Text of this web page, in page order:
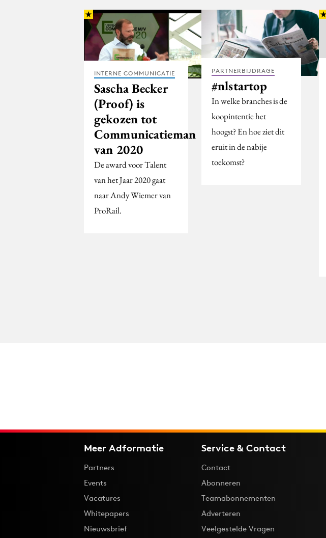
INTERNE COMMUNICATIE
Sascha Becker
(Proof) is
gekozen tot
Communicatieman
van 2020
De award voor Talent
van het Jaar 2020 gaat
naar Andy Wiemer van
ProRail.
PARTNERBIJDRAGE
#nlstartop
In welke branches is de
koopintentie het
hoogst? En hoe ziet dit
eruit in de nabije
toekomst?
Meer Adformatie
Partners
Events
Vacatures
Whitepapers
Nieuwsbrief
Service & Contact
Contact
Abonneren
Teamabonnementen
Adverteren
Veelgestelde Vragen